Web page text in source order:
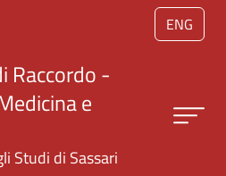
Salta al contenuto principale
ENG
Raccordo -
e
Studi di Sassari